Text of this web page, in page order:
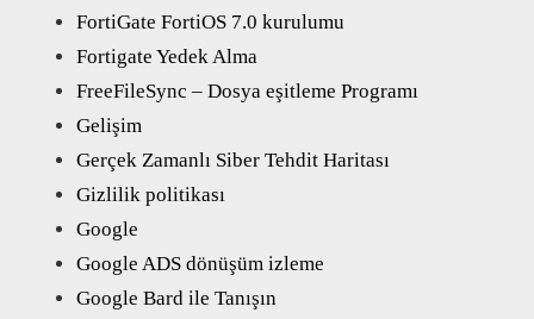
FortiGate FortiOS 7.0 kurulumu
Fortigate Yedek Alma
FreeFileSync – Dosya eşitleme Programı
Gelişim
Gerçek Zamanlı Siber Tehdit Haritası
Gizlilik politikası
Google
Google ADS dönüşüm izleme
Google Bard ile Tanışın